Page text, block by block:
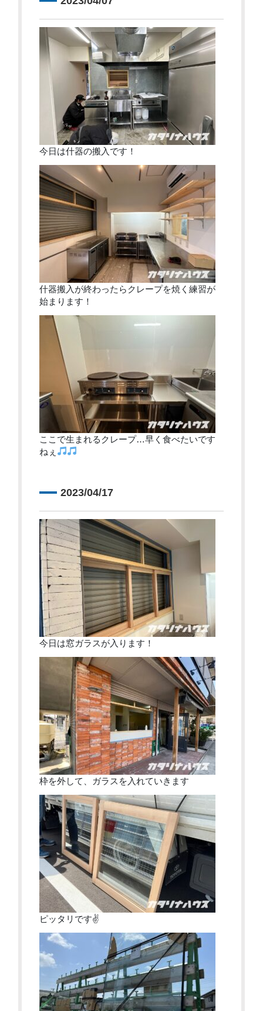
今日は什器の搬入です！
什器搬入が終わったらクレープを焼く練習が
始まります！
ここで生まれるクレープ…早く食べたいです
ねぇ
2023/04/17
今日は窓ガラスが入ります！
枠を外して、ガラスを入れていきます
ピッタリです✌